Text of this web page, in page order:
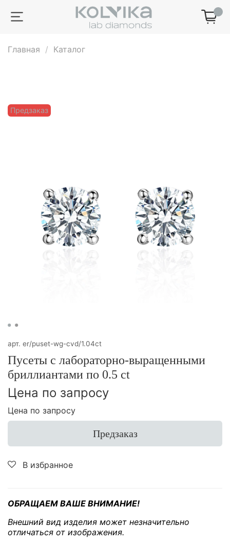
Главная Каталог
Предзаказ
арт. er/puset-wg-cvd/1.04ct
Пусеты с лабораторно-выращенными
бриллиантами по 0.5 ct
Цена по запросу
Цена по запросу
Предзаказ
В избранное
ОБРАЩАЕМ ВАШЕ ВНИМАНИЕ!
Внешний вид изделия может незначительно
отличаться от изображения.